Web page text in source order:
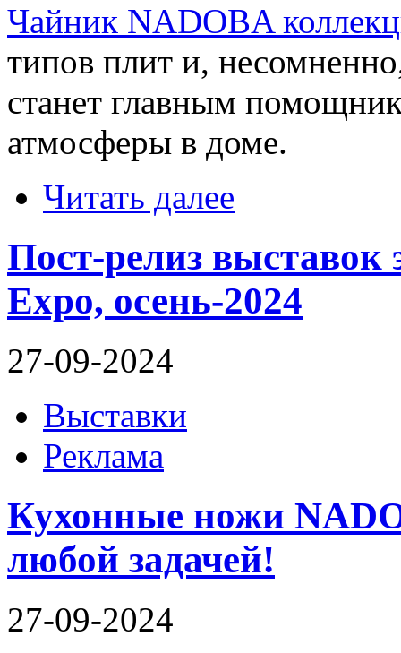
Чайник NADOBA
типов плит и,
станет главным
атмосферы в доме.
Читать далее
Пост-релиз выставок
Expo, осень-2024
27-09-2024
Выставки
Реклама
Кухонные ножи
любой задачей!
27-09-2024